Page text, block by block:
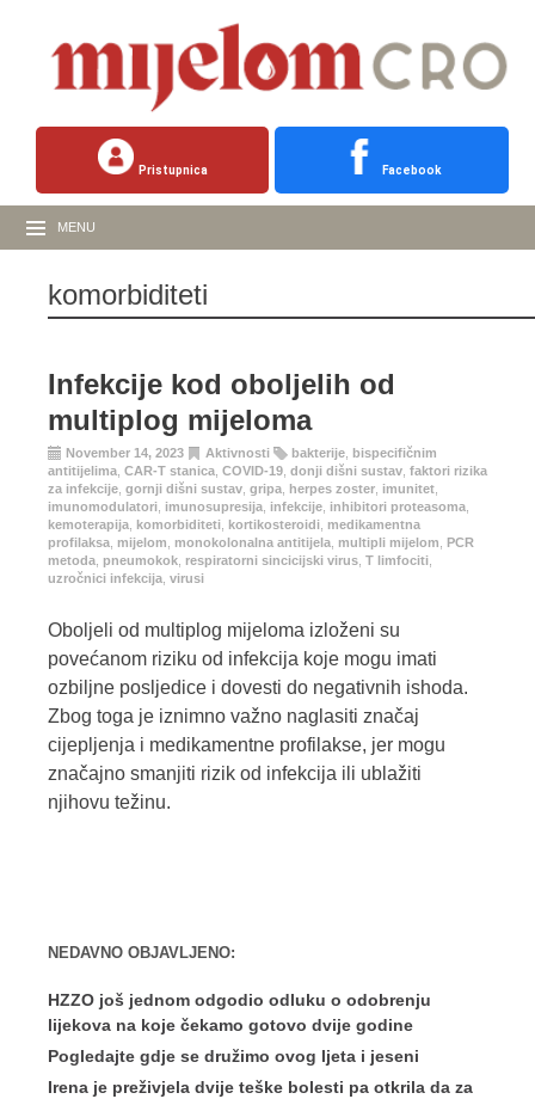
Pristupnica Facebook
MENU
komorbiditeti
Infekcije kod oboljelih od
multiplog mijeloma
November 14, 2023 Aktivnosti bakterije bispecifičnim
antitijelima CAR-T stanica COVID-19 donji dišni sustav faktori rizika
za infekcije gornji dišni sustav gripa herpes zoster imunitet
imunomodulatori imunosupresija infekcije inhibitori proteasoma
kemoterapija komorbiditeti kortikosteroidi medikamentna
profilaksa mijelom monokolonalna antitijela multipli mijelom
PCR
metoda pneumokok respiratorni sincicijski virus T limfociti
uzročnici infekcija virusi
Oboljeli od multiplog mijeloma izloženi su
povećanom riziku od infekcija koje mogu imati
ozbiljne posljedice i dovesti do negativnih ishoda.
Zbog toga je iznimno važno naglasiti značaj
cijepljenja i medikamentne profilakse, jer mogu
značajno smanjiti rizik od infekcija ili ublažiti
njihovu težinu.
NEDAVNO OBJAVLJENO:
HZZO još jednom odgodio odluku o odobrenju
lijekova na koje čekamo gotovo dvije godine
Pogledajte gdje se družimo ovog ljeta i jeseni
Irena je preživjela dvije teške bolesti pa otkrila da za